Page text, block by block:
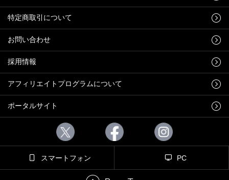
特定商取引について
お問い合わせ
採用情報
アフィリエイトプログラムについて
ポータルサイト
スマートフォン PC